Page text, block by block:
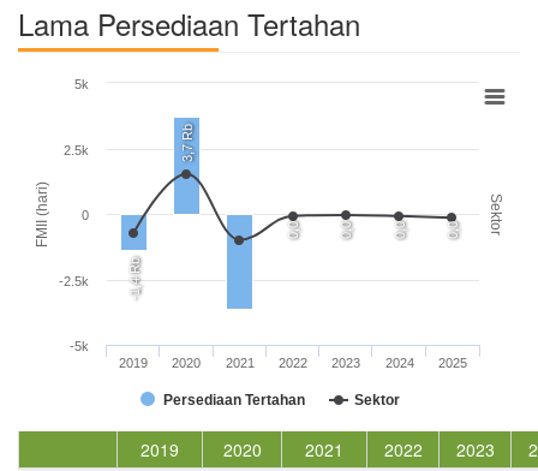
Lama Persediaan Tertahan
FMII (hari) Sektor
-1,4 Rb
3,7 Rb
0,0 0,0 0,0 0,0
Persediaan Tertahan Sektor
2019 2020 2021 2022 2023 2024 2025
-5k
-2.5k
0
2.5k
5k
2019 2020 2021 2022 2023